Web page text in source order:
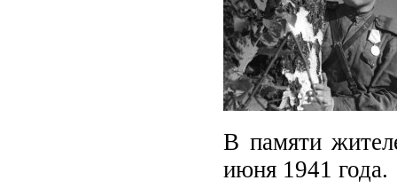
В памяти
июня 1941 года.